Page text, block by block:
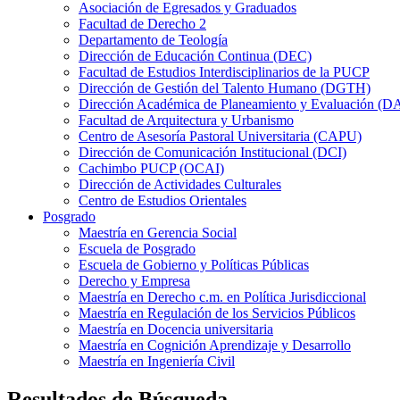
Asociación de Egresados y Graduados
Facultad de Derecho 2
Departamento de Teología
Dirección de Educación Continua (DEC)
Facultad de Estudios Interdisciplinarios de la PUCP
Dirección de Gestión del Talento Humano (DGTH)
Dirección Académica de Planeamiento y Evaluación
Facultad de Arquitectura y Urbanismo
Centro de Asesoría Pastoral Universitaria (CAPU)
Dirección de Comunicación Institucional (DCI)
Cachimbo PUCP (OCAI)
Dirección de Actividades Culturales
Centro de Estudios Orientales
Posgrado
Maestría en Gerencia Social
Escuela de Posgrado
Escuela de Gobierno y Políticas Públicas
Derecho y Empresa
Maestría en Derecho c.m. en Política Jurisdiccional
Maestría en Regulación de los Servicios Públicos
Maestría en Docencia universitaria
Maestría en Cognición Aprendizaje y Desarrollo
Maestría en Ingeniería Civil